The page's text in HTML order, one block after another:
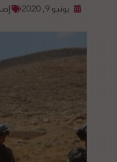
يونيو 9, 2020